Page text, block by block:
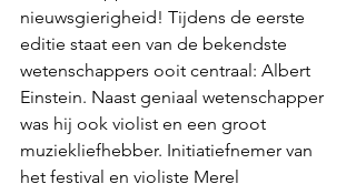
nieuwsgierigheid! Tijdens de eerste
editie staat een van de bekendste
wetenschappers ooit centraal: Albert
Einstein. Naast geniaal wetenschapper
was hij ook violist en een groot
muziekliefhebber. Initiatiefnemer van
het festival en violiste Merel